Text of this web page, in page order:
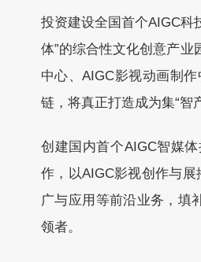
投资建设全国首个AIGC科
体”的综合性文化创意产
中心、AIGC影视动画制
链，将真正打造成为集“智
创建国内首个AIGC智媒
作，以AIGC影视创作与
广与应用等前沿业务，填
领者。